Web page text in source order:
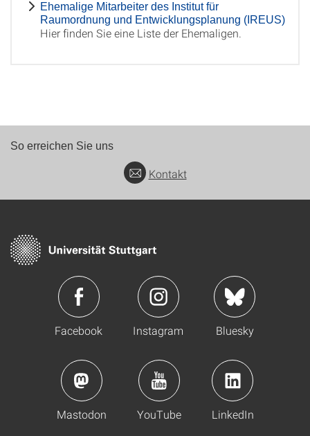
Ehemalige Mitarbeiter des Institut für
Raumordnung und Entwicklungsplanung (IREUS)
Hier finden Sie eine Liste der Ehemaligen.
So erreichen Sie uns
Kontakt
Facebook Instagram Bluesky
Mastodon YouTube LinkedIn